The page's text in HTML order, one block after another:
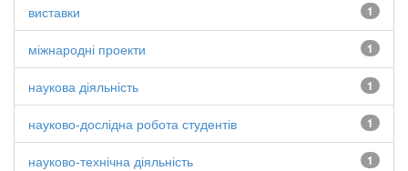
1
виставки
1
міжнародні проекти
1
наукова діяльність
1
науково-дослідна робота студентів
1
науково-технічна діяльність